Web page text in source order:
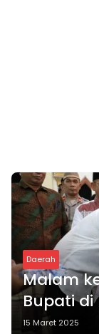
Daerah
Malam
Bupati di
Jambo
15 Maret 2025